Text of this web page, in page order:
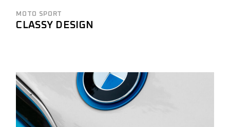
MOTO SPORT
CLASSY DESIGN